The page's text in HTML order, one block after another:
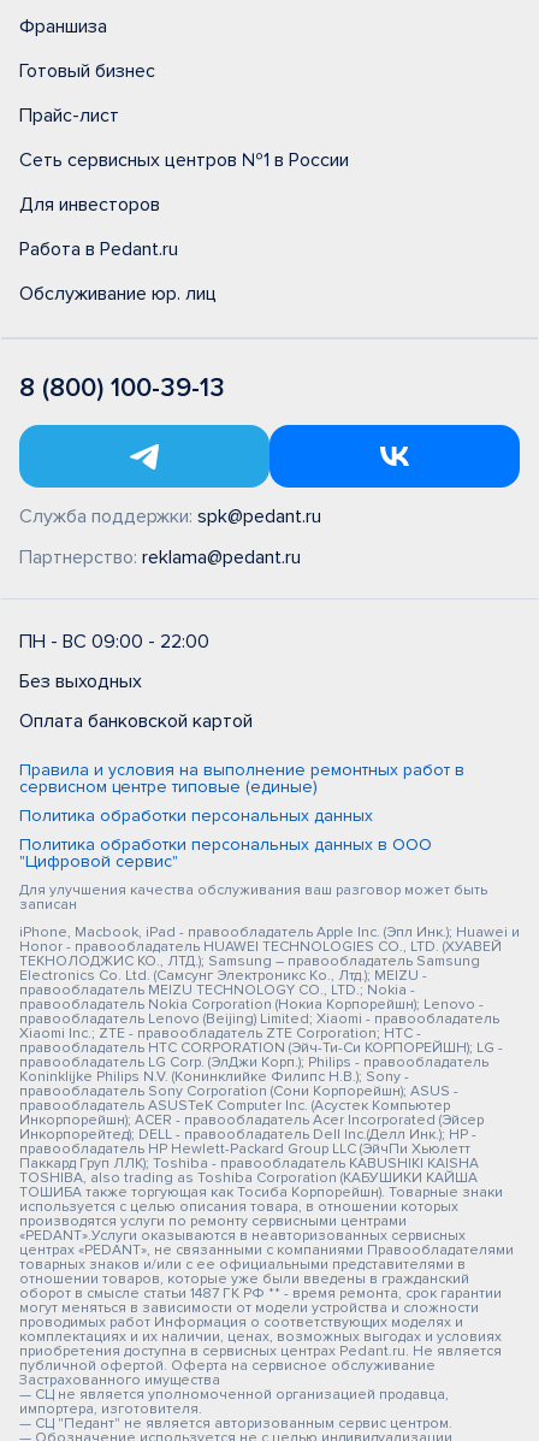
Франшиза
Готовый бизнес
Прайс-лист
Сеть сервисных центров №1 в России
Для инвесторов
Работа в Pedant.ru
Обслуживание юр. лиц
8 (800) 100-39-13
Служба поддержки: spk@pedant.ru
Партнерство: reklama@pedant.ru
ПН - ВС 09:00 - 22:00
Без выходных
Оплата банковской картой
Правила и условия на выполнение ремонтных работ в
сервисном центре типовые (единые)
Политика обработки персональных данных
Политика обработки персональных данных в ООО
"Цифровой сервис"
Для улучшения качества обслуживания ваш разговор может быть
записан
iPhone, Macbook, iPad - правообладатель Apple Inc. (Эпл Инк.); Huawei и
Honor - правообладатель HUAWEI TECHNOLOGIES CO., LTD. (ХУАВЕЙ
ТЕКНОЛОДЖИС КО., ЛТД.); Samsung – правообладатель Samsung
Electronics Co. Ltd. (Самсунг Электроникс Ко., Лтд.); MEIZU -
правообладатель MEIZU TECHNOLOGY CO., LTD.; Nokia -
правообладатель Nokia Corporation (Нокиа Корпорейшн); Lenovo -
правообладатель Lenovo (Beijing) Limited; Xiaomi - правообладатель
Xiaomi Inc.; ZTE - правообладатель ZTE Corporation; HTC -
правообладатель HTC CORPORATION (Эйч-Ти-Си КОРПОРЕЙШН); LG -
правообладатель LG Corp. (ЭлДжи Корп.); Philips - правообладатель
Koninklijke Philips N.V. (Конинклийке Филипс Н.В.); Sony -
правообладатель Sony Corporation (Сони Корпорейшн); ASUS -
правообладатель ASUSTeK Computer Inc. (Асустек Компьютер
Инкорпорейшн); ACER - правообладатель Acer Incorporated (Эйсер
Инкорпорейтед); DELL - правообладатель Dell Inc.(Делл Инк.); HP -
правообладатель HP Hewlett-Packard Group LLC (ЭйчПи Хьюлетт
Паккард Груп ЛЛК); Toshiba - правообладатель KABUSHIKI KAISHA
TOSHIBA, also trading as Toshiba Corporation (КАБУШИКИ КАЙША
ТОШИБА также торгующая как Тосиба Корпорейшн). Товарные знаки
используется с целью описания товара, в отношении которых
производятся услуги по ремонту сервисными центрами
«PEDANT».Услуги оказываются в неавторизованных сервисных
центрах «PEDANT», не связанными с компаниями Правообладателями
товарных знаков и/или с ее официальными представителями в
отношении товаров, которые уже были введены в гражданский
оборот в смысле статьи 1487 ГК РФ ** - время ремонта, срок гарантии
могут меняться в зависимости от модели устройства и сложности
проводимых работ Информация о соответствующих моделях и
комплектациях и их наличии, ценах, возможных выгодах и условиях
приобретения доступна в сервисных центрах Pedant.ru. Не является
публичной офертой. Оферта на сервисное обслуживание
Застрахованного имущества
— СЦ не является уполномоченной организацией продавца,
импортера, изготовителя.
— СЦ "Педант" не является авторизованным сервис центром.